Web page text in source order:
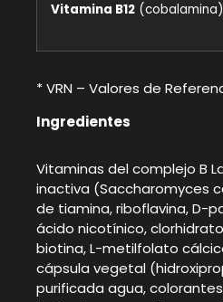
Vitamina B12 (cobalamina)
* VRN – Valores de
Ingredientes
Vitaminas del complejo B
inactiva (Saccharomyces
de tiamina, riboflavina, D-
ácido nicotínico,
biotina, L-metilfolato
cápsula vegetal
purificada agua,